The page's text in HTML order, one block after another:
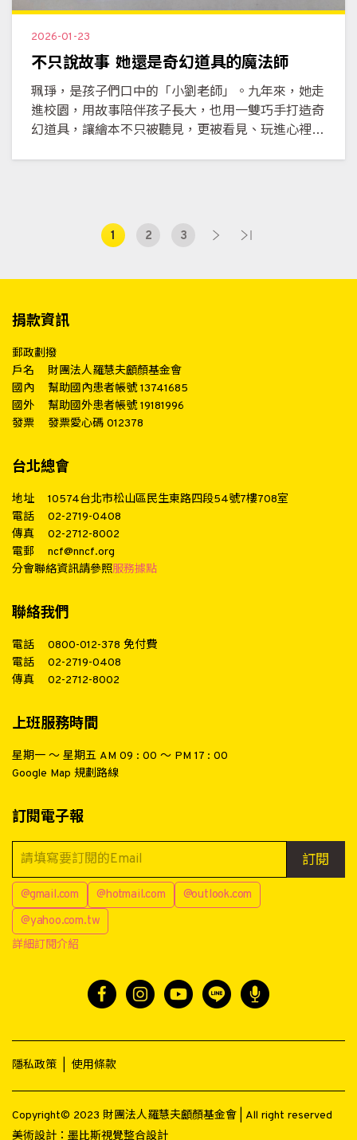
2026-01-23
不只說故事 她還是奇幻道具的魔法師
珮琤，是孩子們口中的「小劉老師」。九年來，她走
進校園，用故事陪伴孩子長大，也用一雙巧手打造奇
幻道具，讓繪本不只被聽見，更被看見、玩進心裡。
1 2 3
捐款資訊
郵政劃撥
戶名
財團法人羅慧夫顱顏基金會
國內
幫助國內患者帳號 13741685
國外
幫助國外患者帳號 19181996
發票
發票愛心碼 012378
台北總會
地址
10574台北市松山區民生東路四段54號7樓708室
電話
02-2719-0408
傳真
02-2712-8002
電郵
ncf@nncf.org
分會聯絡資訊請參照服務據點
聯絡我們
電話 0800-012-378 免付費
電話
02-2719-0408
傳真
02-2712-8002
上班服務時間
星期一 ～ 星期五 AM 09 : 00 ～ PM 17 : 00
Google Map 規劃路線
訂閱電子報
訂閱
@gmail.com @hotmail.com
@outlook.com
@yahoo.com.tw
詳細訂閱介紹
隱私政策 使用條款
Copyright© 2023 財團法人羅慧夫顱顏基金會 | All right reserved
美術設計： 墨比斯視覺整合設計